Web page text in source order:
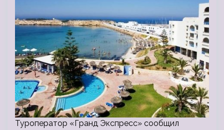
Туроператор «Гранд Экспресс» сообщил